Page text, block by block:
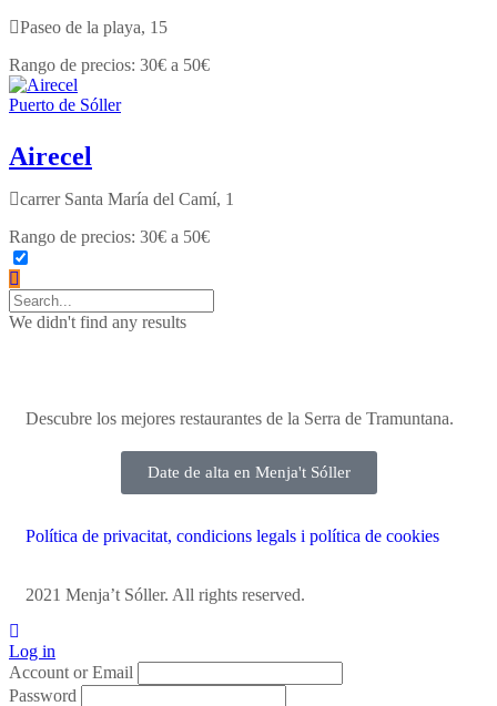
Paseo de la playa, 15
30€ a 50€
Puerto de Sóller
Airecel
carrer Santa María del Camí, 1
30€ a 50€
We didn't find any results
Descubre los mejores restaurantes de la Serra de Tramuntana.
Date de alta en Menja't Sóller
Política de privacitat, condicions legals i política de cookies
2021 Menja’t Sóller. All rights reserved.
Log in
Account or Email
Password